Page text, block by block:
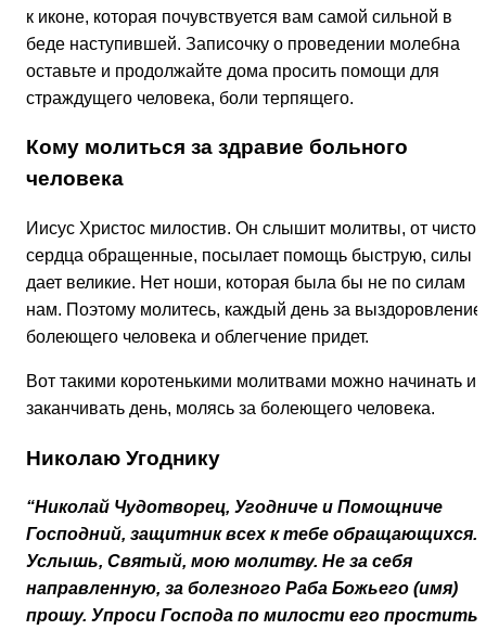
к иконе, которая почувствуется вам самой сильной в
беде наступившей. Записочку о проведении молебна
оставьте и продолжайте дома просить помощи для
страждущего человека, боли терпящего.
Кому молиться за здравие больного
человека
Иисус Христос милостив. Он слышит молитвы, от
сердца обращенные, посылает помощь быструю, силы
дает великие. Нет ноши, которая была бы не по силам
нам. Поэтому молитесь, каждый день за выздоровление
болеющего человека и облегчение придет.
Вот такими коротенькими молитвами можно начинать и
заканчивать день, молясь за болеющего человека.
Николаю Угоднику
“Николай Чудотворец, Угодниче и Помощниче
Господний, защитник всех к тебе обращающихся.
Услышь, Святый, мою молитву. Не за себя
направленную, за болезного Раба Божьего (имя)
прошу. Упроси Господа по милости его простить